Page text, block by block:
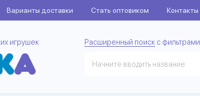
Варианты доставки Стать оптовиком Контакты
игрушек Расширенный поиск с фильтрами